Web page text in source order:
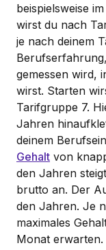
beispielsweise
wirst du nach
je nach deinem
gemessen wird,
wirst. Starten
Tarifgruppe 7.
Jahren
deinem
Gehalt von
den Jahren
brutto an. Der
den Jahren. Je
maximales
Monat erwarten.